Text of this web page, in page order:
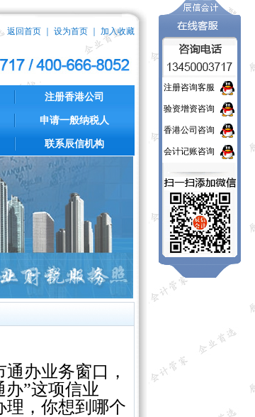
返回首页｜ 设为首页｜ 加入收藏
注册香港公司
申请一般纳税人
联系辰信机构
办业务窗口，
”这项信业
理，你想到哪个
注册咨询客服
验资增资咨询
香港公司咨询
会计记账咨询